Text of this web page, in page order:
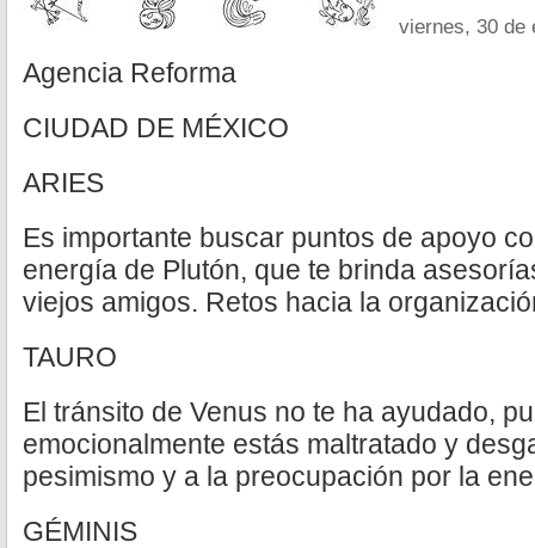
viernes, 30 de
Agencia Reforma
CIUDAD DE MÉXICO
ARIES
Es importante buscar puntos de apoyo
energía de Plutón, que te brinda
viejos amigos. Retos hacia la
TAURO
El tránsito de Venus no te ha ayudado,
emocionalmente estás maltratado y
pesimismo y a la preocupación por la
GÉMINIS